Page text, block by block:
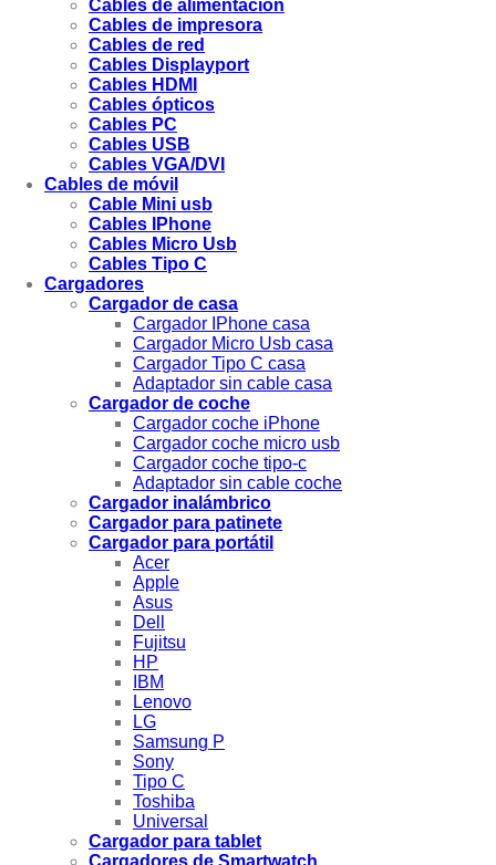
Cables de alimentación
Cables de impresora
Cables de red
Cables Displayport
Cables HDMI
Cables ópticos
Cables PC
Cables USB
Cables VGA/DVI
Cables de móvil
Cable Mini usb
Cables IPhone
Cables Micro Usb
Cables Tipo C
Cargadores
Cargador de casa
Cargador IPhone casa
Cargador Micro Usb casa
Cargador Tipo C casa
Adaptador sin cable casa
Cargador de coche
Cargador coche iPhone
Cargador coche micro usb
Cargador coche tipo-c
Adaptador sin cable coche
Cargador inalámbrico
Cargador para patinete
Cargador para portátil
Acer
Apple
Asus
Dell
Fujitsu
HP
IBM
Lenovo
LG
Samsung P
Sony
Tipo C
Toshiba
Universal
Cargador para tablet
Cargadores de Smartwatch